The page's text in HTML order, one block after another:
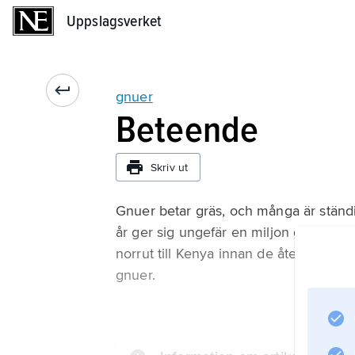
Uppslagsverket
gnuer
Beteende
Skriv ut
Gnuer betar gräs, och många är
år ger sig ungefär en miljon gnuer
norrut till Kenya innan de återvänder.
gnuer.